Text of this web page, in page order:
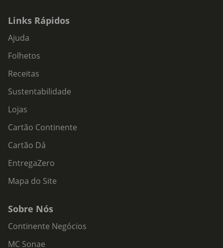
Links Rápidos
Ajuda
Folhetos
Receitas
Sustentabilidade
Lojas
Cartão Continente
Cartão Dá
EntregaZero
Mapa do Site
Sobre Nós
Continente Negócios
MC Sonae